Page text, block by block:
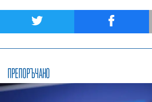
ПРЕПОРЪЧАНО